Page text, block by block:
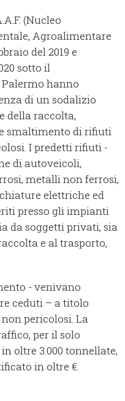
(Nucleo
Agroalimentare
del 2019 e
sotto il
Palermo hanno
di un sodalizio
della raccolta,
smaltimento di rifiuti
I predetti rifiuti -
di autoveicoli,
metalli non ferrosi,
elettriche ed
presso gli impianti
da soggetti privati, sia
e al trasporto,
- venivano
ceduti – a titolo
pericolosi. La
per il solo
oltre 3.000 tonnellate,
in oltre €.